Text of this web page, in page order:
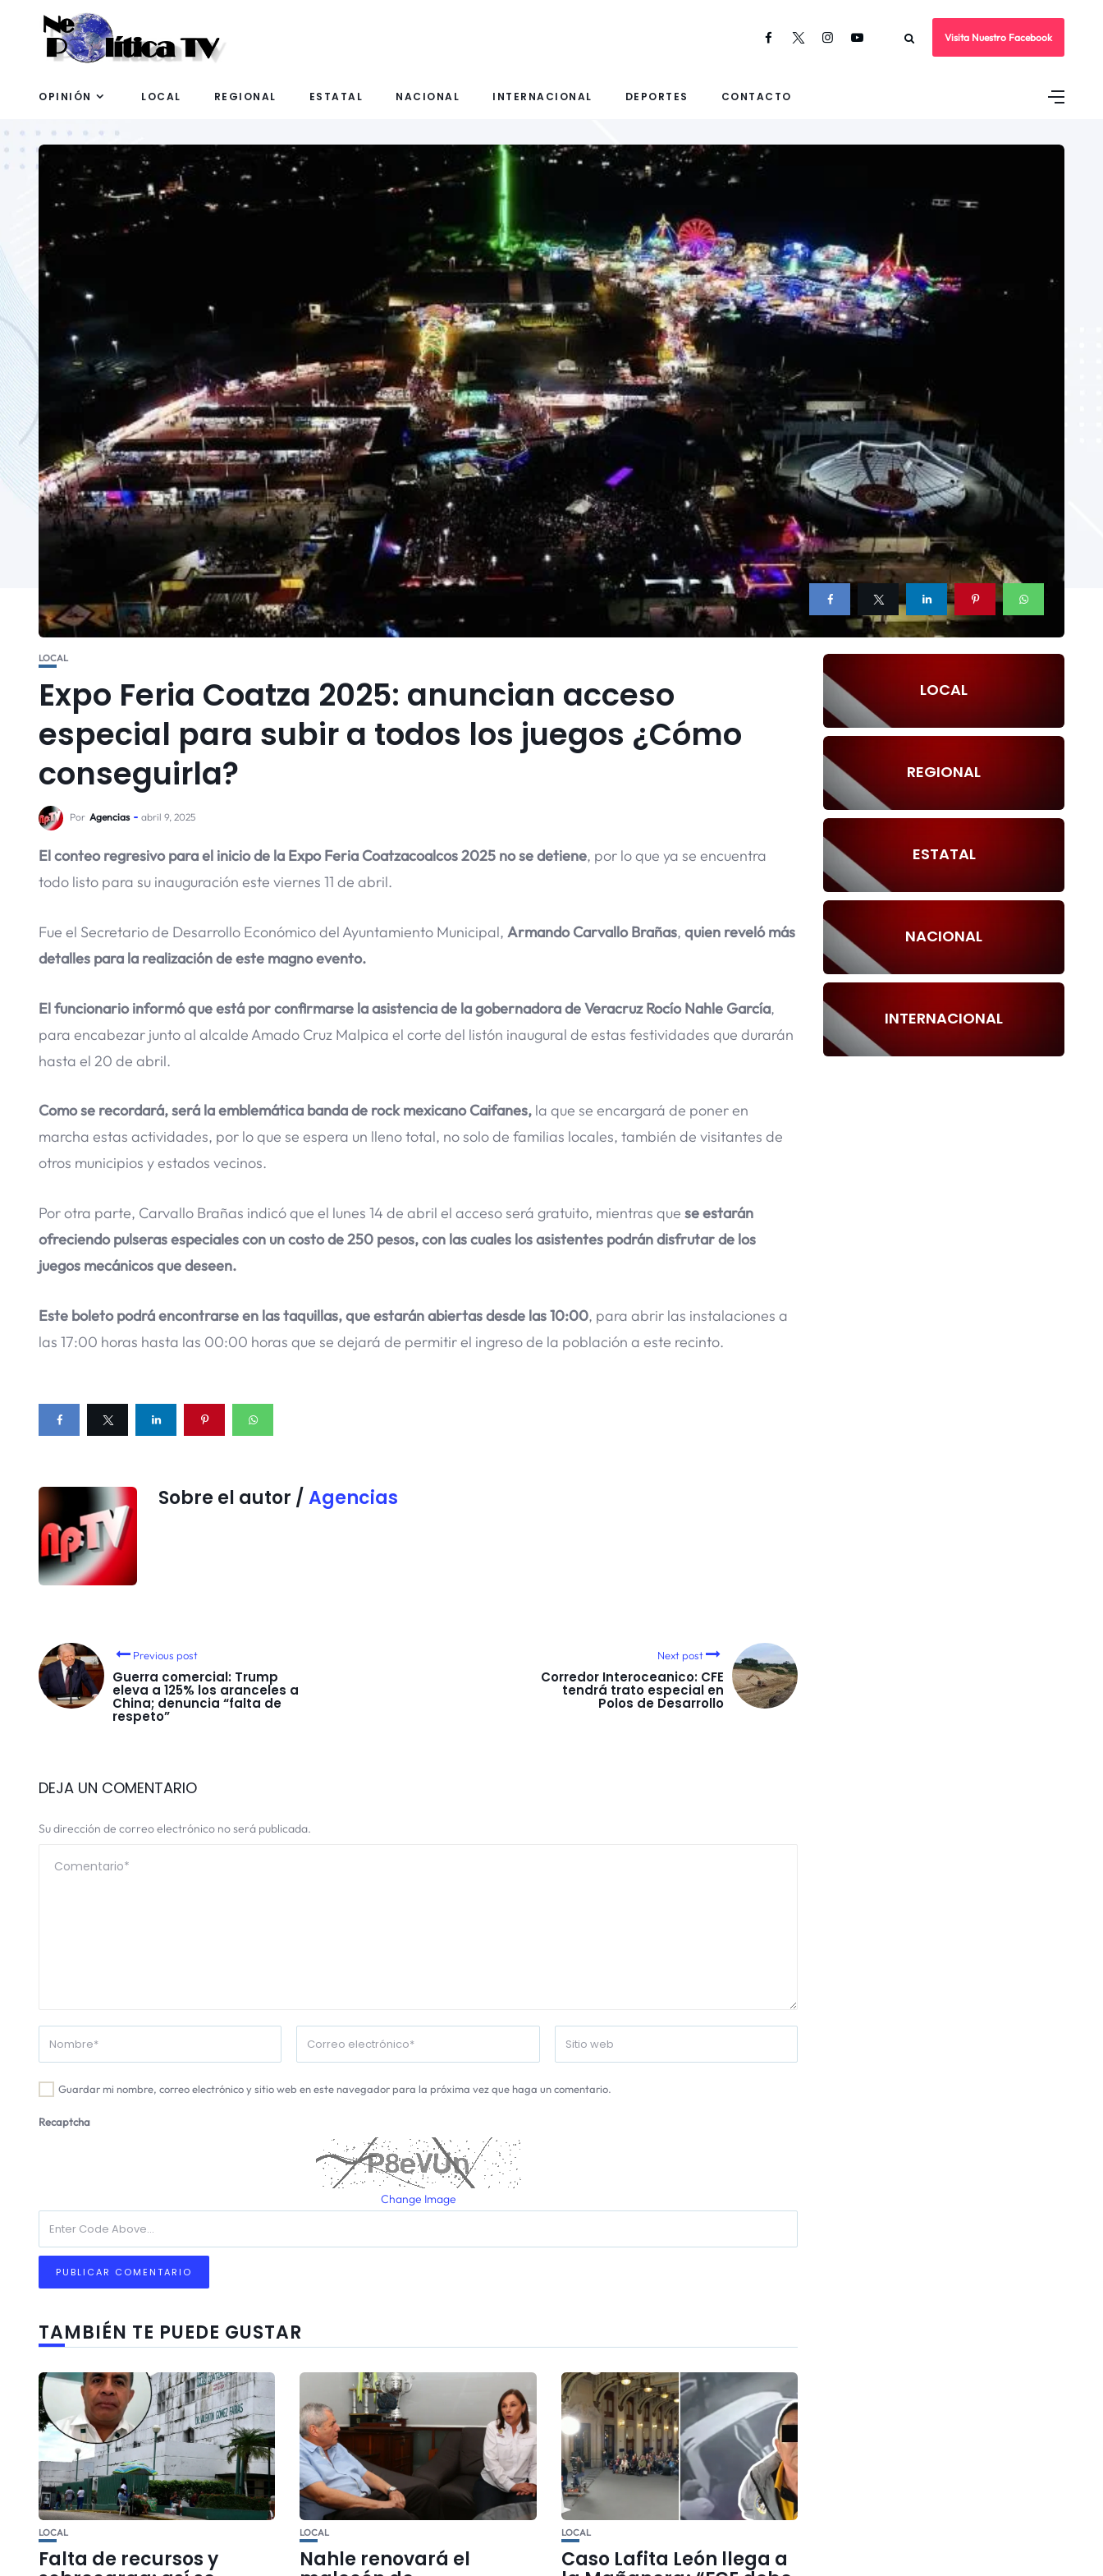
Visita Nuestro Facebook
OPINIÓN LOCAL REGIONAL ESTATAL NACIONAL INTERNACIONAL DEPORTES CONTACTO
LOCAL
Expo Feria Coatza 2025: anuncian acceso
especial para subir a todos los juegos ¿Cómo
conseguirla?
Por Agencias abril 9, 2025
El conteo regresivo para el inicio de la Expo Feria Coatzacoalcos 2025 no se detiene, por lo que ya se encuentra
todo listo para su inauguración este viernes 11 de abril.
Fue el Secretario de Desarrollo Económico del Ayuntamiento Municipal, Armando Carvallo Brañas, quien reveló más
detalles para la realización de este magno evento.
El funcionario informó que está por confirmarse la asistencia de la gobernadora de Veracruz Rocío Nahle García,
para encabezar junto al alcalde Amado Cruz Malpica el corte del listón inaugural de estas festividades que durarán
hasta el 20 de abril.
Como se recordará, será la emblemática banda de rock mexicano Caifanes, la que se encargará de poner en
marcha estas actividades, por lo que se espera un lleno total, no solo de familias locales, también de visitantes de
otros municipios y estados vecinos.
Por otra parte, Carvallo Brañas indicó que el lunes 14 de abril el acceso será gratuito, mientras que se estarán
ofreciendo pulseras especiales con un costo de 250 pesos, con las cuales los asistentes podrán disfrutar de los
juegos mecánicos que deseen.
Este boleto podrá encontrarse en las taquillas, que estarán abiertas desde las 10:00, para abrir las instalaciones a
las 17:00 horas hasta las 00:00 horas que se dejará de permitir el ingreso de la población a este recinto.
Sobre el autor / Agencias
Previous post
Guerra comercial: Trump
eleva a 125% los aranceles a
China; denuncia “falta de
respeto”
Next post
Corredor Interoceanico: CFE
tendrá trato especial en
Polos de Desarrollo
DEJA UN COMENTARIO
Su dirección de correo electrónico no será publicada.
Guardar mi nombre, correo electrónico y sitio web en este navegador para la próxima vez que haga un comentario.
Recaptcha
Change Image
TAMBIÉN TE PUEDE GUSTAR
LOCAL
Falta de recursos y
LOCAL
Nahle renovará el
LOCAL
Caso Lafita León llega a
LOCAL
REGIONAL
ESTATAL
NACIONAL
INTERNACIONAL